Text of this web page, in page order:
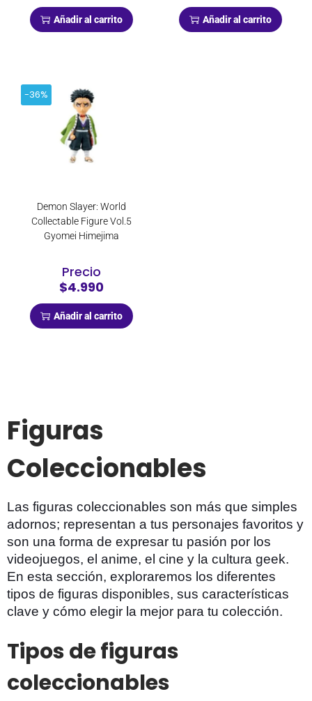
Añadir al carrito Añadir al carrito
-36%
Demon Slayer: World
Collectable Figure Vol.5
Gyomei Himejima
Precio
$4.990
Añadir al carrito
Figuras
Coleccionables
Las figuras coleccionables son más que simples
adornos; representan a tus personajes favoritos y
son una forma de expresar tu pasión por los
videojuegos, el anime, el cine y la cultura geek.
En esta sección, exploraremos los diferentes
tipos de figuras disponibles, sus características
clave y cómo elegir la mejor para tu colección.
Tipos de figuras
coleccionables